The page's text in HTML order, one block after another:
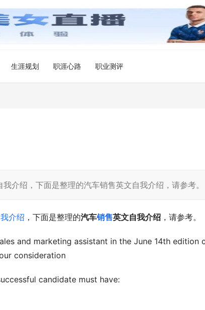
生涯规划 职涯心路 职业测评
绍，下面是整理的汽车销售英文自我介绍，请参考。
介绍 ，下面是整理的汽车销售英文自我介绍 ，请参考。
consideration
candidate must have: